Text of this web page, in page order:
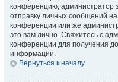
конференцию, администратор
отправку личных сообщений на
конференции или же
это вам лично. Свяжитесь с
конференции для получения
информации.
Вернуться к началу